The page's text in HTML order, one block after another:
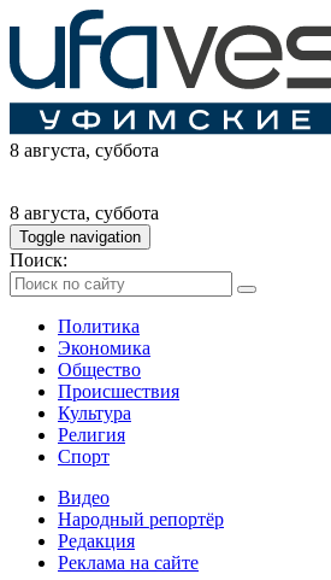
8 августа, суббота
8 августа, суббота
Toggle navigation
Поиск:
Политика
Экономика
Общество
Происшествия
Культура
Религия
Спорт
Видео
Народный репортёр
Редакция
Реклама на сайте